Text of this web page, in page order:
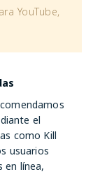
YouTube,
el
como Kill
usuarios
en línea,